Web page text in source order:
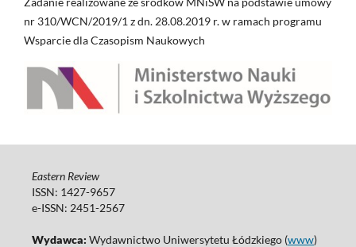
nr 310/WCN/2019/1 z dn. 28.08.2019 r. w ramach programu
Wsparcie dla Czasopism Naukowych
Eastern Review
ISSN: 1427-9657
e-ISSN: 2451-2567
Wydawca: Wydawnictwo Uniwersytetu Łódzkiego (www)